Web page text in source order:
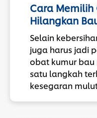
Untuk hasil
bersama
Protection
dari noda
Cara Memilih
Hilangkan
Selain
juga harus jadi
obat kumur
satu langkah
kesegaran